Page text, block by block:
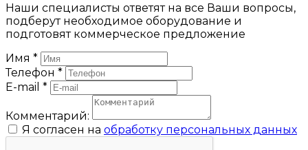
Наши специалисты ответят на все Ваши вопросы,
подберут необходимое оборудование и
подготовят коммерческое предложение
Имя *
Телефон *
E-mail *
Комментарий:
Я согласен на обработку персональных данных